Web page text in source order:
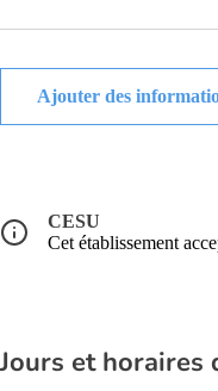
Ajouter des
CESU
Cet établissement
Jours et horaires